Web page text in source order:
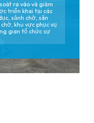
ra vào và giám
triển khai tại các
sảnh chờ, sân
khu vực phục vụ
gian tổ chức sự